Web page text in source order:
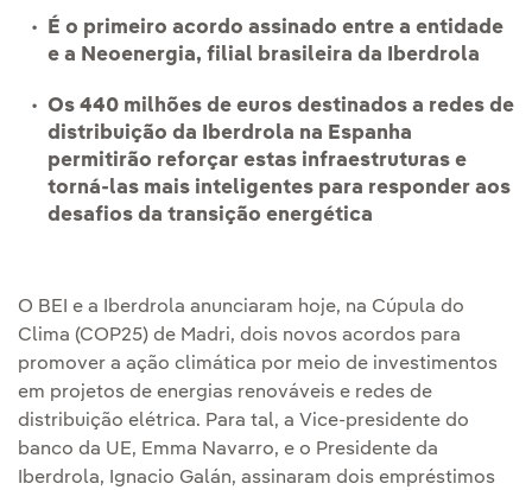
É o primeiro acordo assinado entre a entidade
e a Neoenergia, filial brasileira da Iberdrola
Os 440 milhões de euros destinados a redes de
distribuição da Iberdrola na Espanha
permitirão reforçar estas infraestruturas e
torná-las mais inteligentes para responder aos
desafios da transição energética
O BEI e a Iberdrola anunciaram hoje, na Cúpula do
Clima (COP25) de Madri, dois novos acordos para
promover a ação climática por meio de investimentos
em projetos de energias renováveis e redes de
distribuição elétrica. Para tal, a Vice-presidente do
banco da UE, Emma Navarro, e o Presidente da
Iberdrola, Ignacio Galán, assinaram dois empréstimos